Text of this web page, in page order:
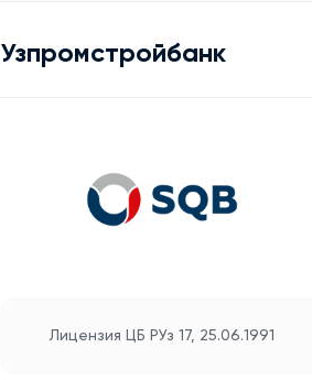
Узпромстройбанк
Лицензия ЦБ РУз 17, 25.06.1991